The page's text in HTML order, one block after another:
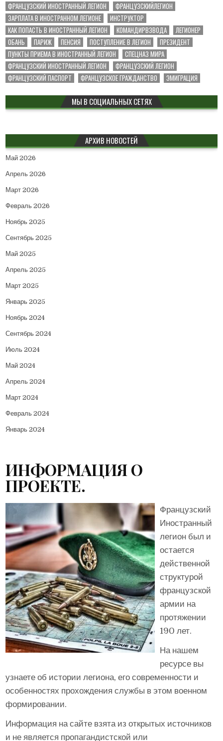
ФРАНЦУЗСКИЙ ИНОСТРАННЫЙ ЛЕГИОН
ФРАНЦУЗСКИЙЛЕГИОН
ЗАРПЛАТА В ИНОСТРАННОМ ЛЕГИОНЕ
ИНСТРУКТОР
КАК ПОПАСТЬ В ИНОСТРАННЫЙ ЛЕГИОН
КОМАНДИРВЗВОДА
ЛЕГИОНЕР
ОБАНЬ
ПАРИЖ ПЕНСИЯ ПОСТУПЛЕНИЕ В ЛЕГИОН
ПРЕЗИДЕНТ
ПУНКТЫ ПРИЕМА В ИНОСТРАННЫЙ ЛЕГИОН
СПЕЦНАЗ МИРА
ФРАНЦУЗСКИЙ ИНОСТРАННЫЙ ЛЕГИОН
ФРАНЦУЗСКИЙ ЛЕГИОН
ФРАНЦУЗСКИЙ ПАСПОРТ
ФРАНЦУЗСКОЕ ГРАЖДАНСТВО ЭМИГРАЦИЯ
МЫ В СОЦИАЛЬНЫХ СЕТЯХ
АРХИВ НОВОСТЕЙ
Май 2026
Апрель 2026
Март 2026
Февраль 2026
Ноябрь 2025
Сентябрь 2025
Май 2025
Апрель 2025
Март 2025
Январь 2025
Ноябрь 2024
Сентябрь 2024
Июль 2024
Май 2024
Апрель 2024
Март 2024
Февраль 2024
Январь 2024
ИНФОРМАЦИЯ О
ПРОЕКТЕ.
Французский
Иностранный
легион был и
остается
действенной
структурой
французской
армии на
протяжении
190 лет.
На нашем
ресурсе вы
узнаете об истории легиона, его современности и
особенностях прохождения службы в этом военном
формировании.
Информация на сайте взята из открытых источников
и не является пропагандистской или